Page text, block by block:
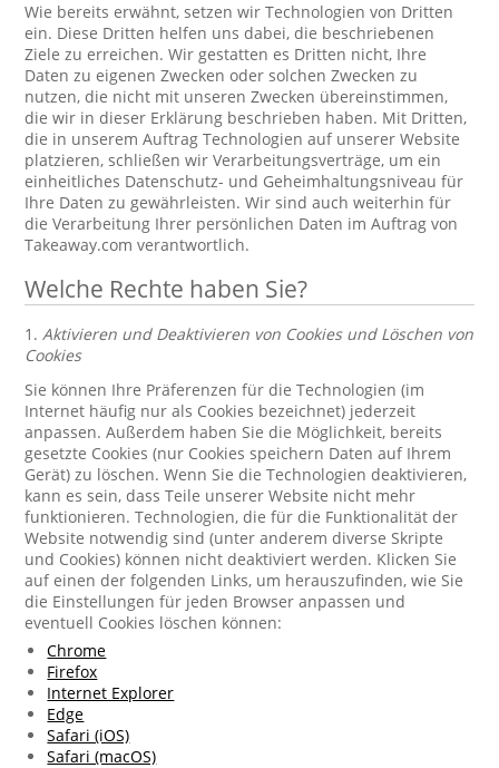
Wie bereits erwähnt, setzen wir Technologien von Dritten
ein. Diese Dritten helfen uns dabei, die beschriebenen
Ziele zu erreichen. Wir gestatten es Dritten nicht, Ihre
Daten zu eigenen Zwecken oder solchen Zwecken zu
nutzen, die nicht mit unseren Zwecken übereinstimmen,
die wir in dieser Erklärung beschrieben haben. Mit Dritten,
die in unserem Auftrag Technologien auf unserer Website
platzieren, schließen wir Verarbeitungsverträge, um ein
einheitliches Datenschutz- und Geheimhaltungsniveau für
Ihre Daten zu gewährleisten. Wir sind auch weiterhin für
die Verarbeitung Ihrer persönlichen Daten im Auftrag von
Takeaway.com verantwortlich.
Welche Rechte haben Sie?
1.Aktivieren und Deaktivieren von Cookies und Löschen von
Cookies
Sie können Ihre Präferenzen für die Technologien (im
Internet häufig nur als Cookies bezeichnet) jederzeit
anpassen. Außerdem haben Sie die Möglichkeit, bereits
gesetzte Cookies (nur Cookies speichern Daten auf Ihrem
Gerät) zu löschen. Wenn Sie die Technologien deaktivieren,
kann es sein, dass Teile unserer Website nicht mehr
funktionieren. Technologien, die für die Funktionalität der
Website notwendig sind (unter anderem diverse Skripte
und Cookies) können nicht deaktiviert werden. Klicken Sie
auf einen der folgenden Links, um herauszufinden, wie Sie
die Einstellungen für jeden Browser anpassen und
eventuell Cookies löschen können:
Chrome
Firefox
Internet Explorer
Edge
Safari (iOS)
Safari (macOS)